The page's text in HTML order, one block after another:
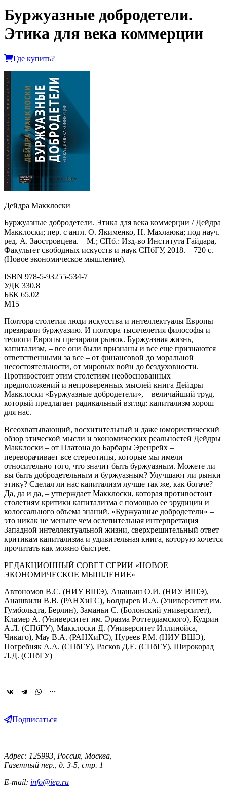
Буржуазные добродетели.
Этика для века коммерции
Где купить?
Дейдра Макклоски
Буржуазные добродетели. Этика для века коммерции / Дейдра
Макклоски; пер. с англ. О. Якименко, Н. Махлаюка; под науч.
ред. А. Заостровцева. – М.; СПб.: Изд-во Института Гайдара,
Факультет свободных искусств и наук СПбГУ, 2018. – 720 с. –
(Новое экономическое мышление).
ISBN 978-5-93255-534-7
УДК 330.8
ББК 65.02
М15
Полтора столетия люди искусства и интеллектуалы Европы
презирали буржуазию. И полтора тысячелетия философы и
теологи Европы презирали рынок. Буржуазная жизнь,
капитализм, – все они были признаны и все еще признаются
ответственными за все – от финансовой до моральной
несостоятельности, от мировых войн до бездуховности.
Противостоит этим столетиям необоснованных
предположений и непроверенных мыслей книга Дейдры
Макклоски «Буржуазные добродетели», – величайший труд,
который предлагает радикальный взгляд: капитализм хорош
для нас.
Всеохватывающий, восхитительный и даже юмористический
обзор этической мысли и экономических реальностей Дейдры
Макклоски – от Платона до Барбары Эренрейх –
переворачивает все стереотипы, которые мы имели
относительно того, что значит быть буржуазным. Можете ли
вы быть добродетельным и буржуазным? Улучшают ли рынки
этику? Сделал ли нас капитализм лучше так же, как богаче?
Да, да и да, – утверждает Макклоски, которая противостоит
столетиям критики капитализма с помощью ее эрудиции и
колоссального объема знаний. «Буржуазные добродетели» –
это никак не меньше чем ослепительная интерпретация
Западной интеллектуальной жизни, сверхрешительный ответ
критикам капитализма и удивительная книга, которую хочется
прочитать как можно быстрее.
РЕДАКЦИОННЫЙ СОВЕТ СЕРИИ «НОВОЕ
ЭКОНОМИЧЕСКОЕ МЫШЛЕНИЕ»
Автономов В.C. (НИУ ВШЭ), Ананьин О.И. (НИУ ВШЭ),
Анашвили В.В. (РАНХиГС), Болдырев И.А. (Университет им.
Гумбольдта, Берлин), Заманьи С. (Болонский университет),
Кламер А. (Университет им. Эразма Роттердамского), Кудрин
А.Л. (СПбГУ), Макклоски Д. (Университет Иллинойса,
Чикаго), Мау В.А. (РАНХиГС), Нуреев Р.М. (НИУ ВШЭ),
Погребняк А.А. (СПбГУ), Расков Д.Е. (СПбГУ), Широкорад
Л.Д. (СПбГУ)
Подписаться
Адрес: 125993, Россия, Москва,
Газетный пер., д. 3-5, стр. 1
E-mail: info@iep.ru